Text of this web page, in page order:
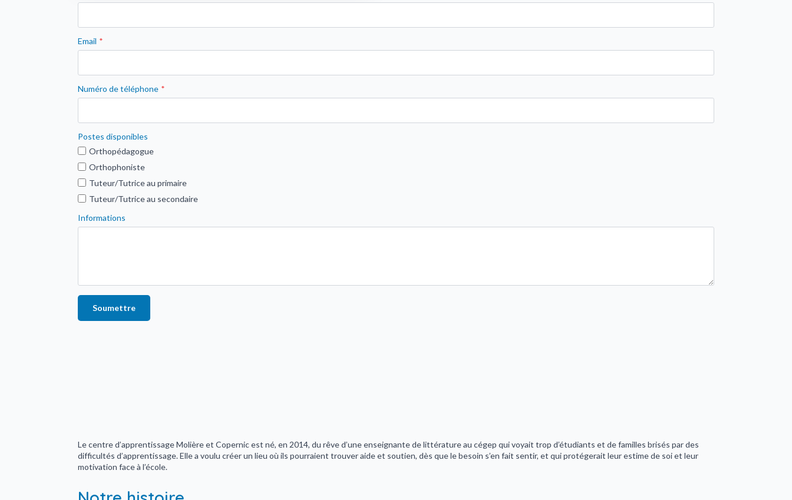
Email *
Numéro de téléphone *
Postes disponibles
Orthopédagogue
Orthophoniste
Tuteur/Tutrice au primaire
Tuteur/Tutrice au secondaire
Informations
Soumettre
Le centre d’apprentissage Molière et Copernic est né, en 2014, du rêve d’une enseignante de littérature au cégep qui voyait trop d’étudiants et de familles brisés par des
difficultés d’apprentissage. Elle a voulu créer un lieu où ils pourraient trouver aide et soutien, dès que le besoin s’en fait sentir, et qui protégerait leur estime de soi et leur
motivation face à l’école.